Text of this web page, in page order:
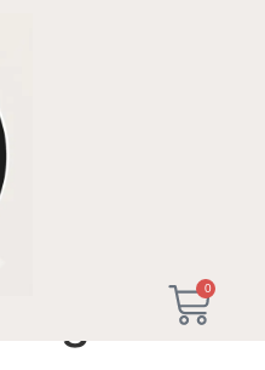
0
“Fly rod building”